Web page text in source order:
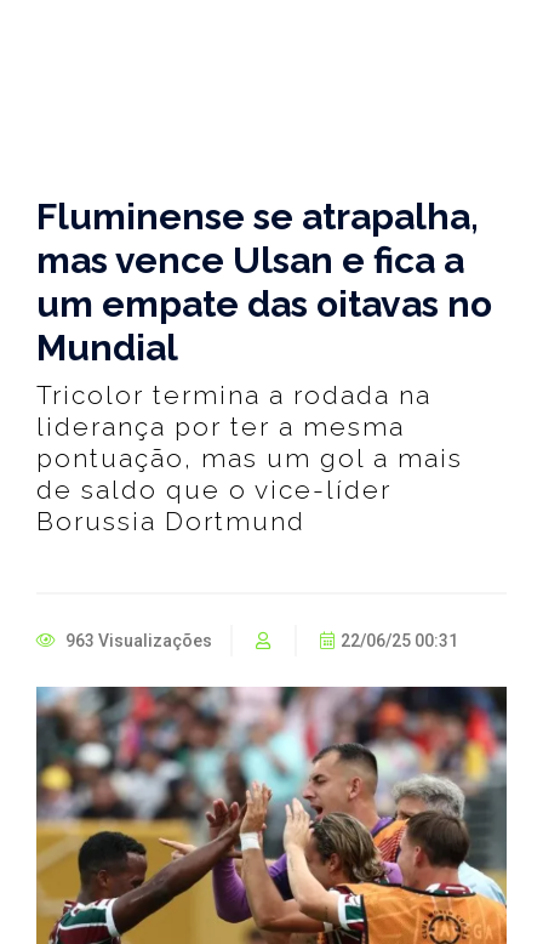
Fluminense se atrapalha,
mas vence Ulsan e fica a
um empate das oitavas no
Mundial
Tricolor termina a rodada na
liderança por ter a mesma
pontuação, mas um gol a mais
de saldo que o vice-líder
Borussia Dortmund
963 Visualizações 22/06/25 00:31